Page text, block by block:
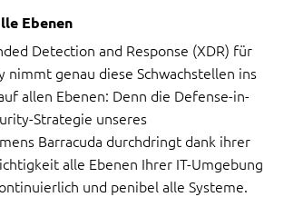
Ebenen
Detection and Response (XDR) für
nimmt genau diese Schwachstellen ins
allen Ebenen: Denn die Defense-in-
Strategie unseres
Barracuda durchdringt dank ihrer
alle Ebenen Ihrer IT-Umgebung
und penibel alle Systeme.